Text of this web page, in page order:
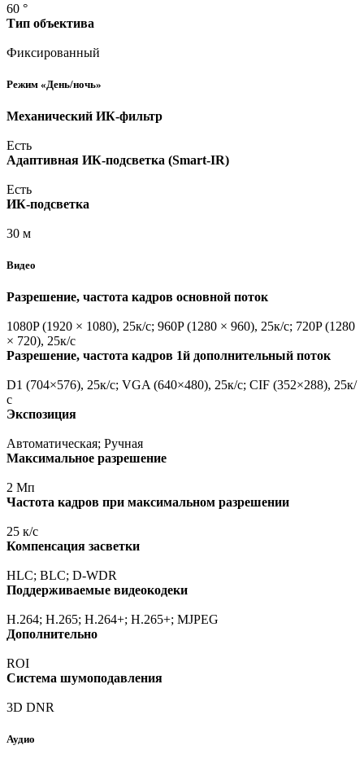
60 °
Тип объектива
Фиксированный
Режим «День/ночь»
Механический ИК-фильтр
Есть
Адаптивная ИК-подсветка (Smart-IR)
Есть
ИК-подсветка
30 м
Видео
Разрешение, частота кадров основной поток
1080P (1920 × 1080), 25к/с; 960P (1280 × 960), 25к/с; 720P (1280
× 720), 25к/с
Разрешение, частота кадров 1й дополнительный поток
D1 (704×576), 25к/с; VGA (640×480), 25к/с; CIF (352×288), 25к/
с
Экспозиция
Автоматическая; Ручная
Максимальное разрешение
2 Мп
Частота кадров при максимальном разрешении
25 к/с
Компенсация засветки
HLC; BLC; D-WDR
Поддерживаемые видеокодеки
H.264; H.265; H.264+; H.265+; MJPEG
Дополнительно
ROI
Система шумоподавления
3D DNR
Аудио